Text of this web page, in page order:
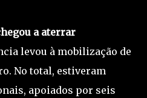
a aterrar
levou à mobilização de
No total, estiveram
apoiados por seis